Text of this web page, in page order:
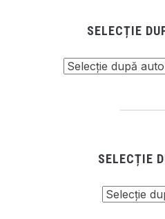
SELECȚIE
SELECȚIE